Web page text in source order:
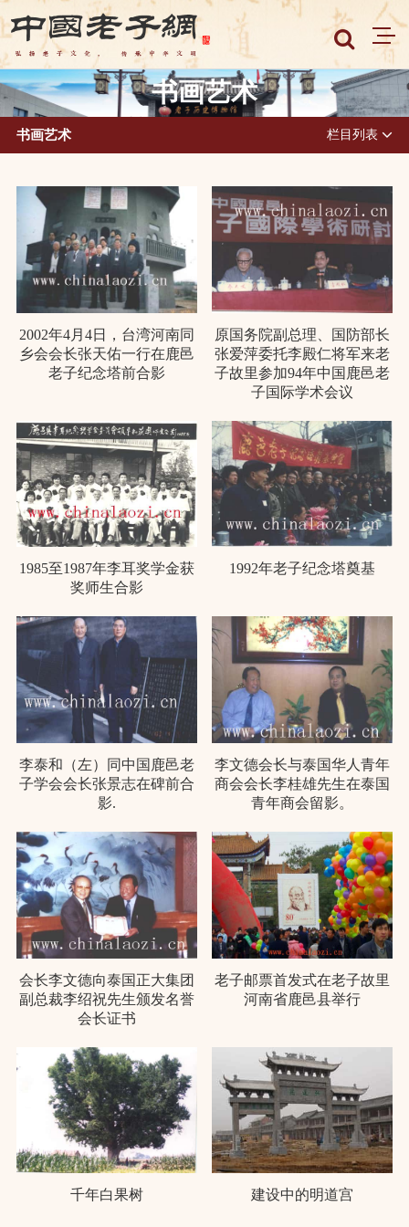
书画艺术
书画艺术 栏目列表
2002年4月4日，台湾河南同
乡会会长张天佑一行在鹿邑
老子纪念塔前合影
原国务院副总理、国防部长
张爱萍委托李殿仁将军来老
子故里参加94年中国鹿邑老
子国际学术会议
1985至1987年李耳奖学金获
奖师生合影
1992年老子纪念塔奠基
李泰和（左）同中国鹿邑老
子学会会长张景志在碑前合
影.
李文德会长与泰国华人青年
商会会长李桂雄先生在泰国
青年商会留影。
会长李文德向泰国正大集团
副总裁李绍祝先生颁发名誉
会长证书
老子邮票首发式在老子故里
河南省鹿邑县举行
千年白果树 建设中的明道宫